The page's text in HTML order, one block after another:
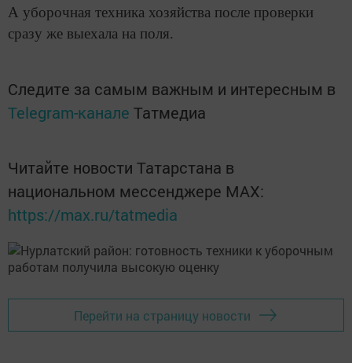
А уборочная техника хозяйства после проверки
сразу же выехала на поля.
Следите за самым важным и интересным в
Telegram-канале Татмедиа
Читайте новости Татарстана в
национальном мессенджере MАХ:
https://max.ru/tatmedia
Перейти на страницу новости